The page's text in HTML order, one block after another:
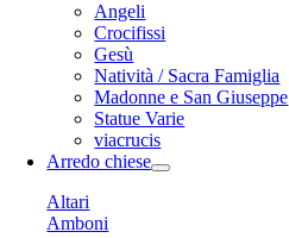
Angeli
Crocifissi
Gesù
Natività / Sacra Famiglia
Madonne e San Giuseppe
Statue Varie
viacrucis
Arredo chiese
Altari
Amboni